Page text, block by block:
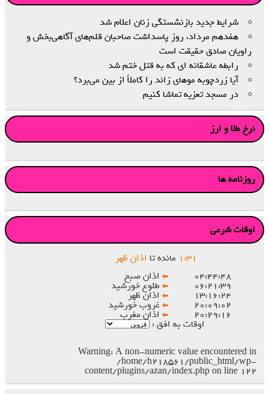
شرایط جدید بازنشستگی زنان اعلام شد
هفدهم مرداد، روز پاسداشت صاحبان قلم‌های آگاهی‌بخش و
راویان صادق حقیقت است
رابطه عاشقانه ای که به قتل ختم شد
آیا زردچوبه موهای زائد را کاملاً از بین می‌برد؟
در مسجد تعزیه تماشا کنیم
نرخ طلا و ارز
روزنامه ها
اوقات شرعی
۱:۳۱ مانده تا اذان ظهر
۰۴:۴۴:۴۸
اذان صبح
۰۶:۲۱:۳۹ طلوع خورشید
۱۳:۱۶:۲۴ اذان ظهر
۲۰:۰۹:۰۲ غروب خورشید
۲۰:۲۹:۱۶ اذان مغرب
اوقات به افق :
Warning: A non-numeric value encountered in
/home/h218561/public_html/wp-
content/plugins/azan/index.phpon line ۱۲۲